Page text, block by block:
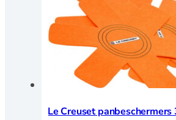
Le Creuset panbeschermers